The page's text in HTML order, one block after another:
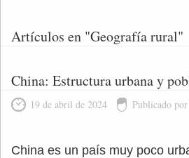
Artículos en "Geografía rural"
China: Estructura urbana y
19 de abril de 2024 Publicado
China es un país muy poco